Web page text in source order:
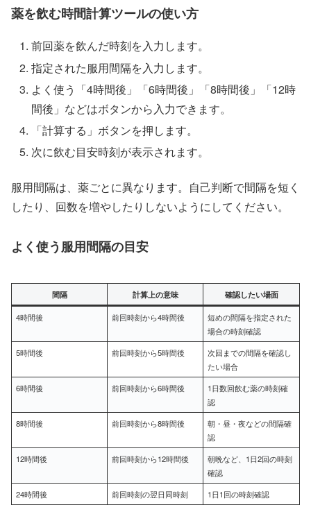
薬を飲む時間計算ツールの使い方
前回薬を飲んだ時刻を入力します。
指定された服用間隔を入力します。
よく使う「4時間後」「6時間後」「8時間後」「12時
間後」などはボタンから入力できます。
「計算する」ボタンを押します。
次に飲む目安時刻が表示されます。
服用間隔は、薬ごとに異なります。自己判断で間隔を短く
したり、回数を増やしたりしないようにしてください。
よく使う服用間隔の目安
間隔 計算上の意味 確認したい場面
4時間後 前回時刻から4時間後
短めの間隔を指定された
場合の時刻確認
5時間後
前回時刻から5時間後
次回までの間隔を確認し
たい場合
6時間後
前回時刻から6時間後
1日数回飲む薬の時刻確
認
8時間後
前回時刻から8時間後
朝・昼・夜などの間隔確
認
12時間後
前回時刻から12時間後
朝晩など、1日2回の時刻
確認
24時間後
前回時刻の翌日同時刻 1日1回の時刻確認